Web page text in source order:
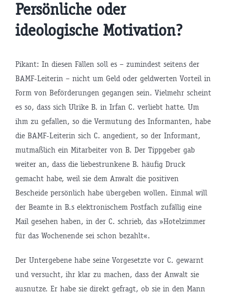
Persönliche oder
ideologische Motivation?
Pikant: In diesen Fällen soll es – zumindest seitens der
BAMF-Leiterin – nicht um Geld oder geldwerten Vorteil in
Form von Beförderungen gegangen sein. Vielmehr scheint
es so, dass sich Ulrike B. in Irfan C. verliebt hatte. Um
ihm zu gefallen, so die Vermutung des Informanten, habe
die BAMF-Leiterin sich C. angedient, so der Informant,
mutmaßlich ein Mitarbeiter von B. Der Tippgeber gab
weiter an, dass die liebestrunkene B. häufig Druck
gemacht habe, weil sie dem Anwalt die positiven
Bescheide persönlich habe übergeben wollen. Einmal will
der Beamte in B.s elektronischem Postfach zufällig eine
Mail gesehen haben, in der C. schrieb, das »Hotelzimmer
für das Wochenende sei schon bezahlt«.
Der Untergebene habe seine Vorgesetzte vor C. gewarnt
und versucht, ihr klar zu machen, dass der Anwalt sie
ausnutze. Er habe sie direkt gefragt, ob sie in den Mann